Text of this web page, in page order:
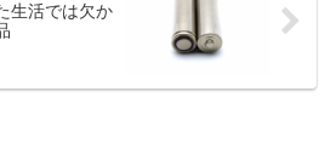
生活では欠か